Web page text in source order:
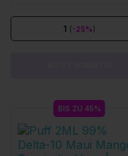
1 (-25%)
BIS ZU 45%